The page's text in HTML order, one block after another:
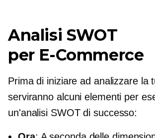
Analisi SWOT
per E-Commerce
Prima di iniziare ad analizzare la
serviranno alcuni elementi per
un'analisi SWOT di successo: